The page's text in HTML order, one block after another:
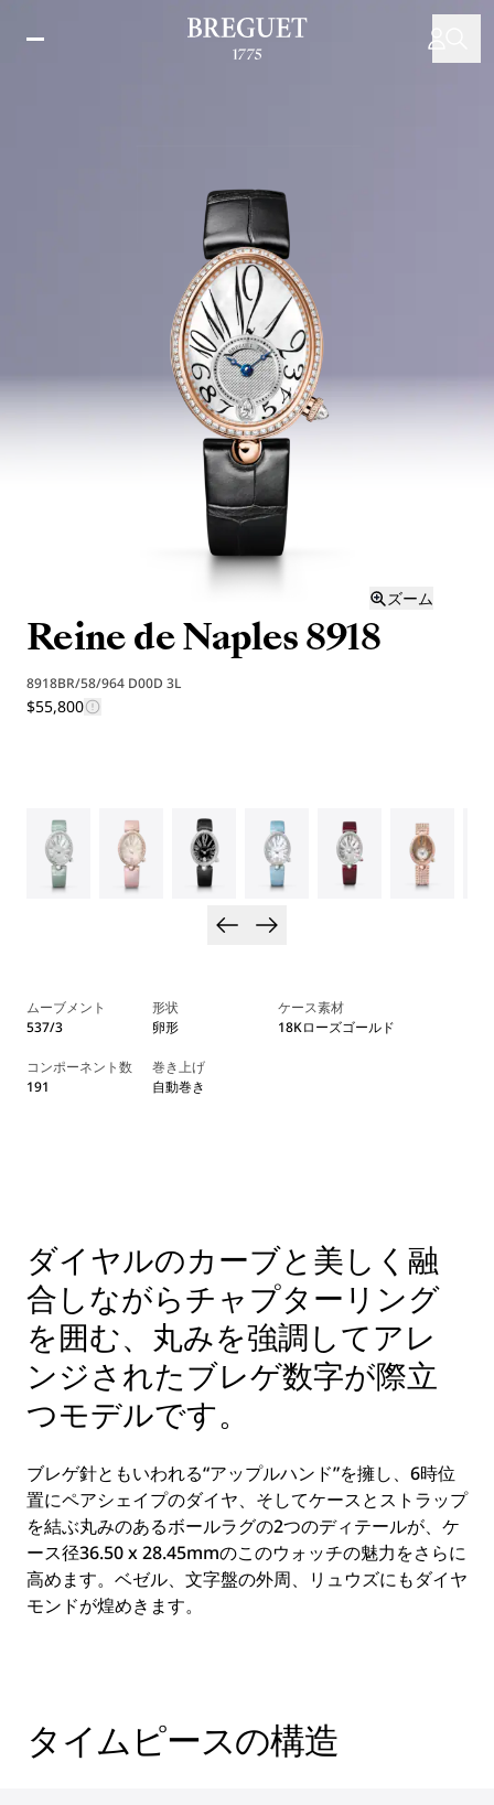
ズーム
Reine de Naples 8918
8918BR/58/964 D00D 3L
$55,800
ムーブメント
537/3
形状
卵形
ケース素材
18Kローズゴールド
コンポーネント数
191
巻き上げ
自動巻き
ダイヤルのカーブと美しく融
合しながらチャプターリング
を囲む、丸みを強調してアレ
ンジされたブレゲ数字が際立
つモデルです。
ブレゲ針ともいわれる“アップルハンド”を擁し、6時位
置にペアシェイプのダイヤ、そしてケースとストラップ
を結ぶ丸みのあるボールラグの2つのディテールが、ケ
ース径36.50 x 28.45mmのこのウォッチの魅力をさらに
高めます。ベゼル、文字盤の外周、リュウズにもダイヤ
モンドが煌めきます。
タイムピースの構造